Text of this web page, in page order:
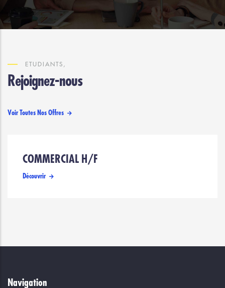
ETUDIANTS,
Rejoignez-nous
Voir Toutes Nos Offres
COMMERCIAL H/F
Découvrir
Navigation